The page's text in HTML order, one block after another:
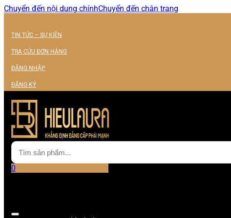
Chuyển đến nội dung chínhChuyển đến chân trang
TIN TỨC – SỰ KIỆN
TRA CỨU ĐƠN HÀNG
ĐĂNG NHẬP
ĐĂNG KÝ
0